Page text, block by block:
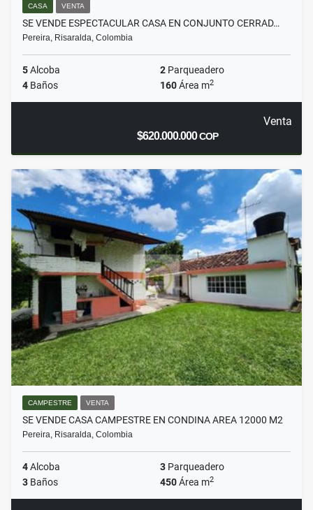
CASA VENTA
SE VENDE ESPECTACULAR CASA EN CONJUNTO CERRAD…
Pereira, Risaralda, Colombia
5Alcoba 2 Parqueadero
4 Baños 160Área m2
Venta
$620.000.000COP
CAMPESTRE VENTA
SE VENDE CASA CAMPESTRE EN CONDINA AREA 12000 M2
Pereira, Risaralda, Colombia
4Alcoba 3 Parqueadero
3 Baños 450Área m2